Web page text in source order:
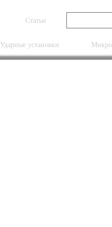
Статьи
Ударные установки